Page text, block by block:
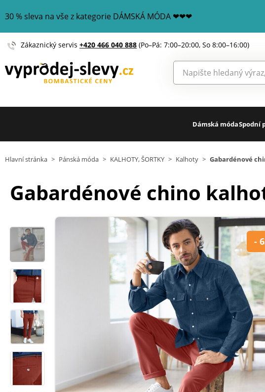
30 % sleva na vše z kategorie DÁMSKÁ MÓDA ❤❤❤
Zákaznický servis +420 466 040 888 (Po–Pá: 7:00–20:00, So 8:00–16:00)
Dámská módaSpodní
Hlavní stránka > Pánská móda > KALHOTY, ŠORTKY > Kalhoty > Gabardénové
Gabardénové chino
-